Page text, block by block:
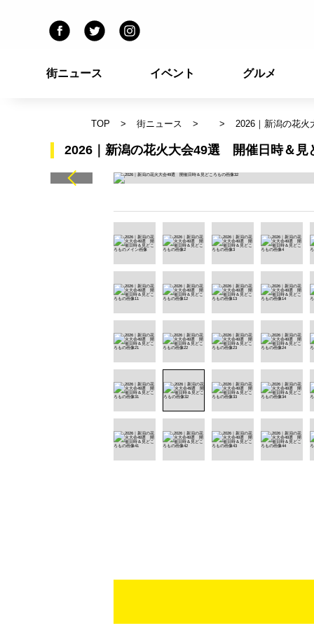
街ニュース イベント グルメ
TOP 街ニュース 2026｜新潟の花
2026｜新潟の花火大会49選 開催日時＆見